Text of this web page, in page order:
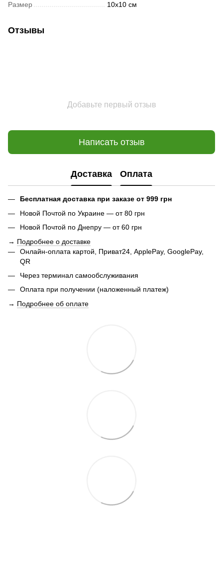
Размер 10х10 см
Отзывы
Добавьте первый отзыв
Написать отзыв
Доставка Оплата
Бесплатная доставка при заказе от 999 грн
Новой Почтой по Украине — от 80 грн
Новой Почтой по Днепру — от 60 грн
→ Подробнее о доставке
Онлайн-оплата картой, Приват24, ApplePay, GooglePay,
QR
Через терминал самообслуживания
Оплата при получении (наложенный платеж)
→ Подробнее об оплате